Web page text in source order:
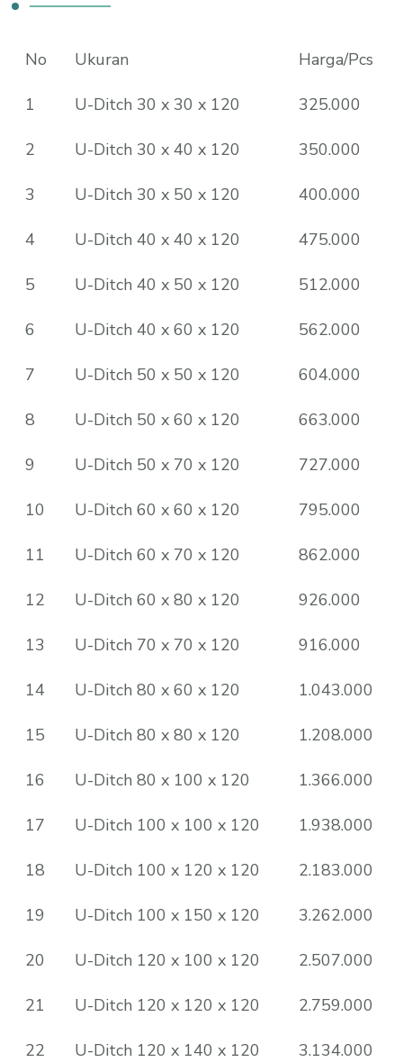
No Ukuran Harga/Pcs
1 U-Ditch 30 x 30 x 120 325.000
2 U-Ditch 30 x 40 x 120 350.000
3 U-Ditch 30 x 50 x 120 400.000
4 U-Ditch 40 x 40 x 120 475.000
5 U-Ditch 40 x 50 x 120 512.000
6 U-Ditch 40 x 60 x 120 562.000
7 U-Ditch 50 x 50 x 120 604.000
8 U-Ditch 50 x 60 x 120 663.000
9 U-Ditch 50 x 70 x 120 727.000
10 U-Ditch 60 x 60 x 120 795.000
11 U-Ditch 60 x 70 x 120 862.000
12 U-Ditch 60 x 80 x 120 926.000
13 U-Ditch 70 x 70 x 120 916.000
14 U-Ditch 80 x 60 x 120 1.043.000
15 U-Ditch 80 x 80 x 120 1.208.000
16 U-Ditch 80 x 100 x 120 1.366.000
17 U-Ditch 100 x 100 x 120 1.938.000
18 U-Ditch 100 x 120 x 120 2.183.000
19 U-Ditch 100 x 150 x 120 3.262.000
20 U-Ditch 120 x 100 x 120 2.507.000
21 U-Ditch 120 x 120 x 120 2.759.000
22 U-Ditch 120 x 140 x 120 3.134.000